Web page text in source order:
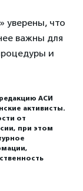
уверены, что
важны для
и
АСИ
активисты.
от
при этом